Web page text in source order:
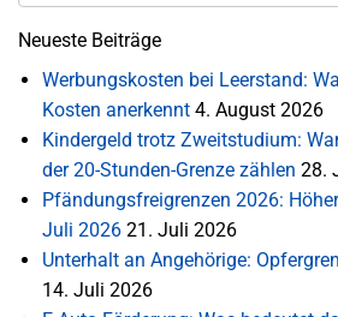
Neueste Beiträge
Werbungskosten bei Leerstand:
Kosten anerkennt 4. August 2026
Kindergeld trotz Zweitstudium:
der 20-Stunden-Grenze zählen 28.
Pfändungsfreigrenzen 2026:
Juli 2026 21. Juli 2026
Unterhalt an Angehörige:
14. Juli 2026